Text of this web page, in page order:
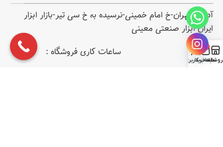
آدرس:تهران-خ امام خمینی-نرسیده به خ سی تیر-بازار ابزار
ایران-ابزار صنعتی معینی
ساعات کاری فروشگاه :
0
سبد خرید
حساب کاربری من